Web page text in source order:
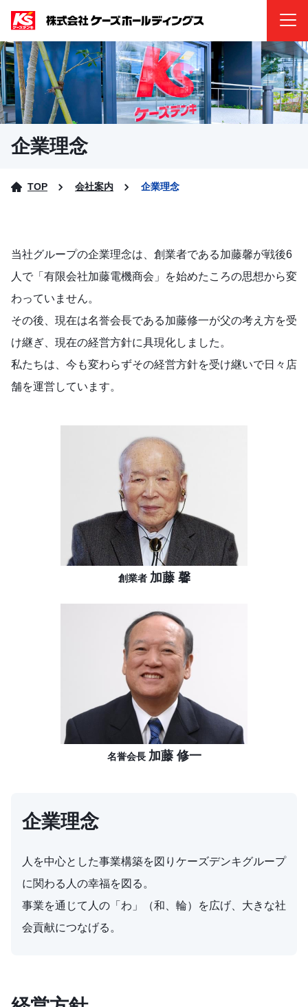
企業理念
TOP 会社案内 企業理念
当社グループの企業理念は、 創業者である加藤馨が戦後6
人で「有限会社加藤電機商会」を始めたころの思想から変
わっていません。
その後、現在は名誉会長である加藤修一が父の考え方を受
け継ぎ、現在の経営方針に具現化しました。
私たちは、今も変わらずその経営方針を受け継いで日々店
舗を運営しています。
創業者 加藤 馨
名誉会長 加藤 修一
企業理念
人を中心とした事業構築を図りケーズデンキグループ
に関わる人の幸福を図る。
事業を通じて人の「わ」（和、輪）を広げ、大きな社
会貢献につなげる。